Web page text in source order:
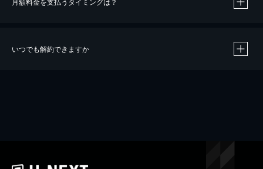
※40％ポイント還元の対象は、クレジットカード決済による作品の購入 / レンタルです。
iOSアプリのUコイン決済による作品の購入 / レンタルは、20％のポイント還元です。
いつでも解約できますか